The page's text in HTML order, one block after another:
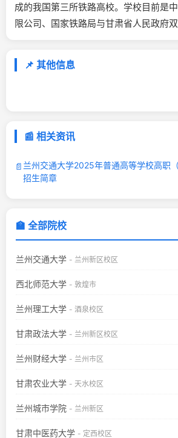
成的我国第三所铁路高校。学校目前是
限公司、国家铁路局与甘肃省人民政府双
📌 其他信息
📰 相关资讯
📄 兰州交通大学2025年普通高等学校高职
招生简章
🏫 全部院校
兰州交通大学 - 兰州新区校区
西北师范大学 - 敦煌市
兰州理工大学 - 酒泉校区
甘肃政法大学 - 兰州新区校区
兰州财经大学 - 兰州市区
甘肃农业大学 - 天水校区
兰州城市学院 - 兰州新区
甘肃中医药大学 - 定西校区